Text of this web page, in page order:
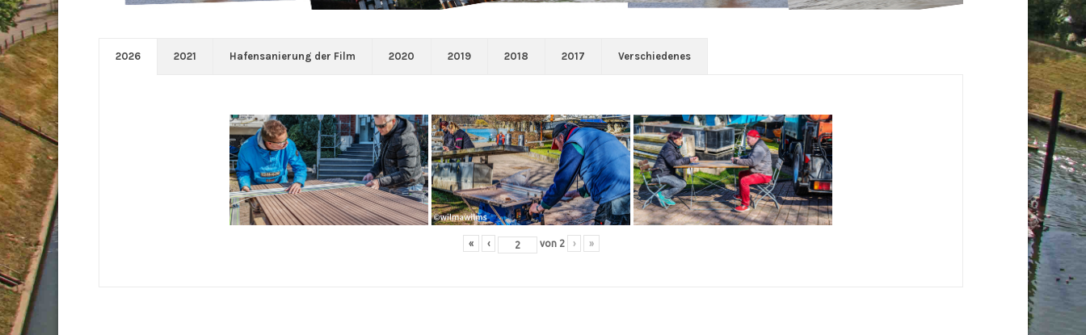
2026 2021 Hafensanierung der Film 2020 2019 2018 2017 Verschiedenes
« ‹ von 2 › »